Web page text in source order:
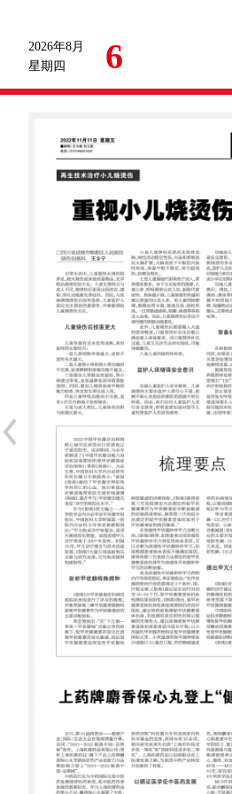
2026年8月
星期四
6